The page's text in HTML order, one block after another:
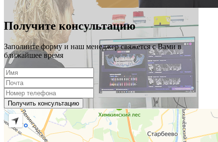
Получите консультацию
Заполните форму и наш менеджер свяжется с Вами в
ближайшее время
Получить консультацию